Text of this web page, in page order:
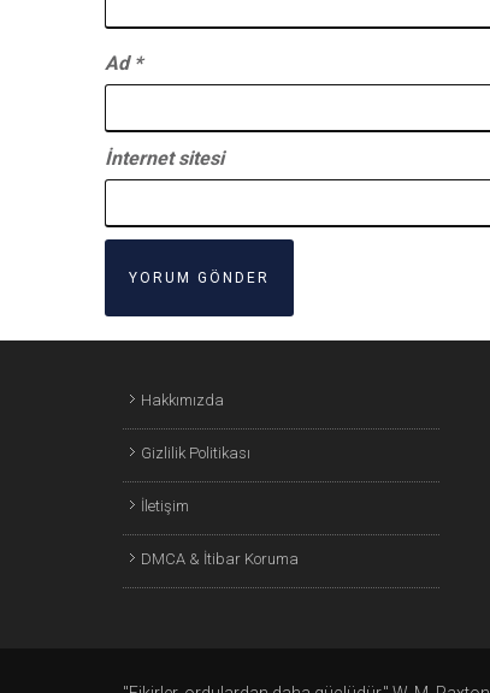
Ad *
İnternet sitesi
Hakkımızda
Gizlilik Politikası
İletişim
DMCA & İtibar Koruma